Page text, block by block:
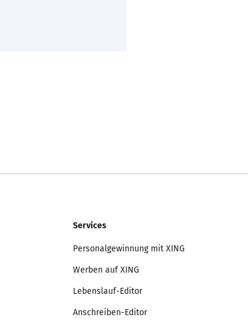
Services
Personalgewinnung mit XING
Werben auf XING
Lebenslauf-Editor
Anschreiben-Editor